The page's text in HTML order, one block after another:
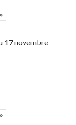
»
17 novembre
»